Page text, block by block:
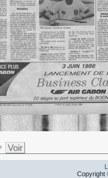
Voir
Copyright